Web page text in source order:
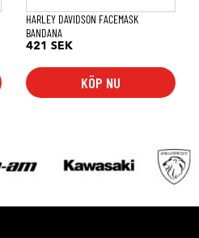
HARLEY DAVIDSON FACEMASK
BANDANA
421SEK
KÖP NU